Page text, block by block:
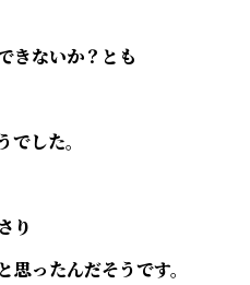
きないか？とも
した。
り
と思ったんだそうです。